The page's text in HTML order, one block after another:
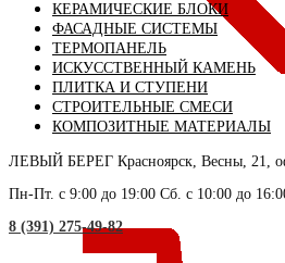
КЕРАМИЧЕСКИЕ БЛОКИ
ФАСАДНЫЕ СИСТЕМЫ
ТЕРМОПАНЕЛЬ
ИСКУССТВЕННЫЙ КАМЕНЬ
ПЛИТКА И СТУПЕНИ
СТРОИТЕЛЬНЫЕ СМЕСИ
КОМПОЗИТНЫЕ МАТЕРИАЛЫ
ЛЕВЫЙ БЕРЕГ Красноярск, Весны, 21,
Пн-Пт. с 9:00 до 19:00 Сб. с 10:00 до
8 (391) 275-49-82